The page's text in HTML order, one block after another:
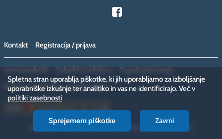
Spletna stran uporablja piškotke, ki jih uporabljamo za izboljšanje
uporabniške izkušnje ter analitiko in vas ne identificirajo. Več v
politiki zasebnosti
Sprejemem piškotke Zavrni
Kontakt Registracija / prijava
Javni porabniki Odpoklici izdelkov
Pogoji poslovanja
Politika zasebnosti
Vračilo blaga
Copyright © 2026 megamiska.eu. Vse pravice pridržane